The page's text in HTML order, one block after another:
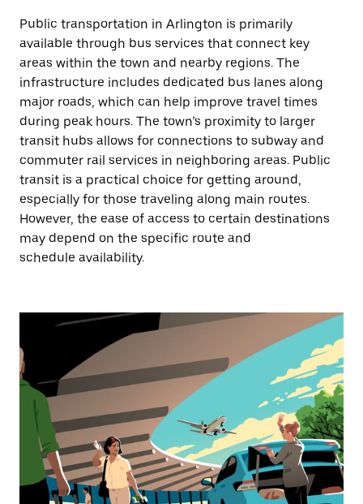
Public transportation in Arlington is primarily
available through bus services that connect key
areas within the town and nearby regions. The
infrastructure includes dedicated bus lanes along
major roads, which can help improve travel times
during peak hours. The town’s proximity to larger
transit hubs allows for connections to subway and
commuter rail services in neighboring areas. Public
transit is a practical choice for getting around,
especially for those traveling along main routes.
However, the ease of access to certain destinations
may depend on the specific route and
schedule availability.